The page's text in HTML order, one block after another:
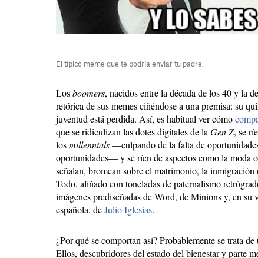
El típico meme que te podría enviar tu padre.
Losboomers, nacidos entre la década de los 40 y la
retórica de sus memes ciñéndose a una premisa: su
juventud está perdida. Así, es habitual ver cómo
que se ridiculizan las dotes digitales de laGen Z, se
losmillennials—culpando de la falta de
oportunidades— y se ríen de aspectos como la moda
señalan, bromean sobre el matrimonio, la
Todo, aliñado con toneladas de paternalismo
imágenes prediseñadas de Word, de Minions y, en su
española, deJulio Iglesias.
¿Por qué se comportan así? Probablemente se trata
Ellos, descubridores del estado del bienestar y parte